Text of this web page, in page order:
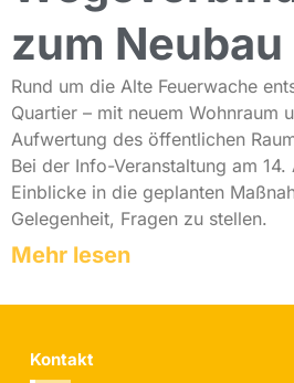
zum Neubau
Rund um die Alte Feuerwache
Quartier – mit neuem Wohnraum
Aufwertung des öffentlichen
Bei der Info-Veranstaltung am
Einblicke in die geplanten
Gelegenheit, Fragen zu stellen.
Mehr lesen
Kontakt